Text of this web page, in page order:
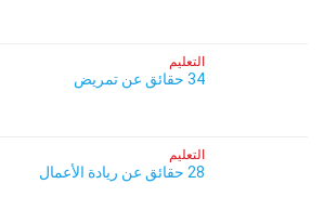
التعليم
34 حقائق عن تمريض
التعليم
28 حقائق عن ريادة الأعمال